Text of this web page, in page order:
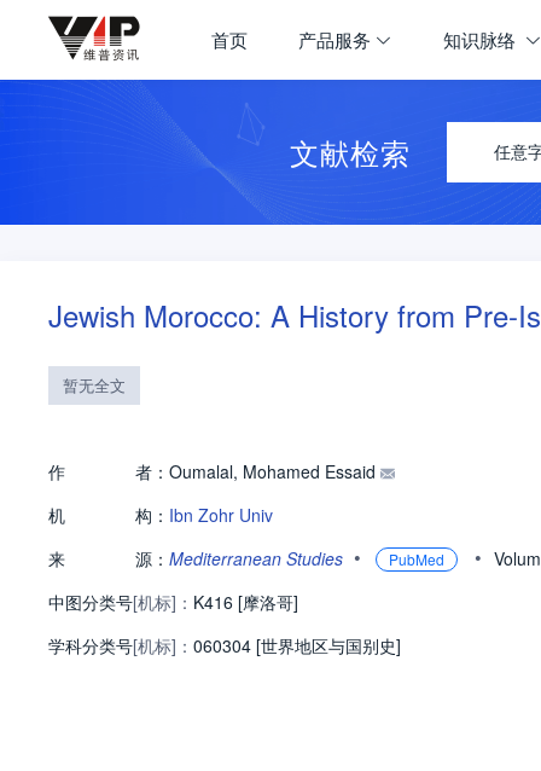
首页 产品服务 知识脉络
文献检索 任意
Jewish Morocco: A History from Pre-
暂无全文
作 者： Oumalal, Mohamed Essaid
机
构： Ibn Zohr Univ
来
源： Mediterranean Studies • PubMed •
中图分类号[机标]： K416 [摩洛哥]
学科分类号[机标]： 060304 [世界地区与国别史]